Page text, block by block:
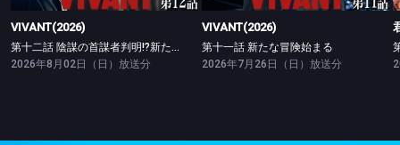
VIVANT(2026)
第十二話 陰謀の首謀者判明!?新たな仲間との対峙
2026年8月02日（日）放送分
VIVANT(2026)
第十一話 新たな冒険始まる
2026年7月26日（日）放送分